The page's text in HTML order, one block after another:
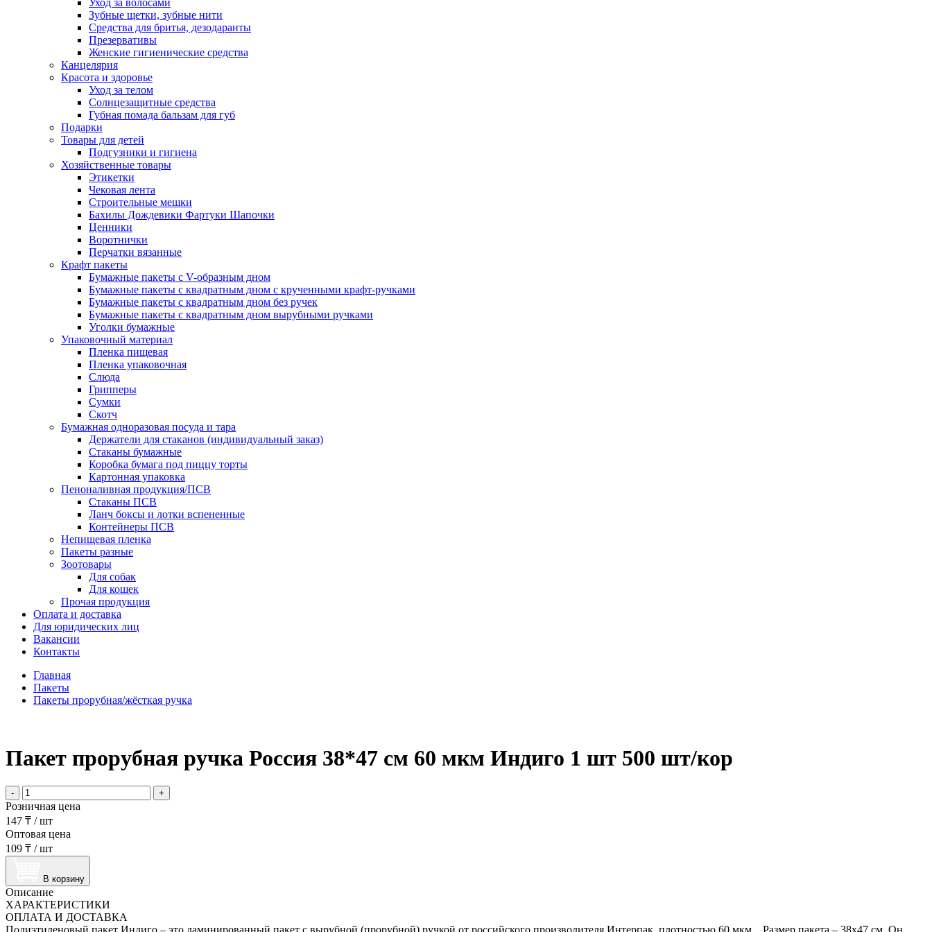
Уход за волосами
Зубные щетки, зубные нити
Средства для бритья, дезодаранты
Презервативы
Женские гигиенические средства
Канцелярия
Красота и здоровье
Уход за телом
Солнцезащитные средства
Губная помада бальзам для губ
Подарки
Товары для детей
Подгузники и гигиена
Хозяйственные товары
Этикетки
Чековая лента
Строительные мешки
Бахилы Дождевики Фартуки Шапочки
Ценники
Воротнички
Перчатки вязанные
Крафт пакеты
Бумажные пакеты с V-образным дном
Бумажные пакеты с квадратным дном с крученными крафт-ручками
Бумажные пакеты с квадратным дном без ручек
Бумажные пакеты с квадратным дном вырубными ручками
Уголки бумажные
Упаковочный материал
Пленка пищевая
Пленка упаковочная
Слюда
Грипперы
Сумки
Скотч
Бумажная одноразовая посуда и тара
Держатели для стаканов (индивидуальный заказ)
Стаканы бумажные
Коробка бумага под пиццу торты
Картонная упаковка
Пеноналивная продукция/ПСВ
Стаканы ПСВ
Ланч боксы и лотки вспененные
Контейнеры ПСВ
Непищевая пленка
Пакеты разные
Зоотовары
Для собак
Для кошек
Прочая продукция
Оплата и доставка
Для юридических лиц
Вакансии
Контакты
Главная
Пакеты
Пакеты прорубная/жёсткая ручка
Пакет прорубная ручка Россия 38*47 см 60 мкм Индиго 1 шт 500 шт/кор
- +
Розничная цена
147 ₸ /шт
Оптовая цена
109 ₸ /шт
В корзину
Описание
ХАРАКТЕРИСТИКИ
ОПЛАТА И ДОСТАВКА